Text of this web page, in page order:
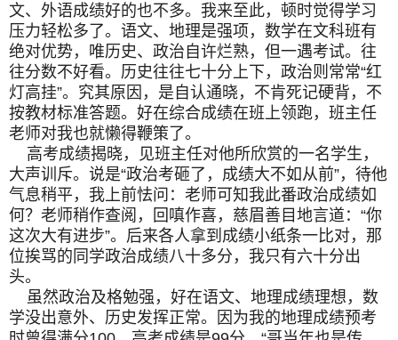
文、外语成绩好的也不多。我来至此，顿时觉得学习
压力轻松多了。语文、地理是强项，数学在文科班有
绝对优势，唯历史、政治自许烂熟，但一遇考试。往
往分数不好看。历史往往七十分上下，政治则常常“红
灯高挂”。究其原因，是自认通晓，不肯死记硬背，不
按教材标准答题。好在综合成绩在班上领跑，班主任
老师对我也就懒得鞭策了。
高考成绩揭晓，见班主任对他所欣赏的一名学生，
大声训斥。说是“政治考砸了，成绩大不如从前”，待他
气息稍平，我上前怯问：老师可知我此番政治成绩如
何？老师稍作查阅，回嗔作喜，慈眉善目地言道：“你
这次大有进步”。后来各人拿到成绩小纸条一比对，那
位挨骂的同学政治成绩八十多分，我只有六十分出
头。
虽然政治及格勉强，好在语文、地理成绩理想，数
学没出意外、历史发挥正常。因为我的地理成绩预考